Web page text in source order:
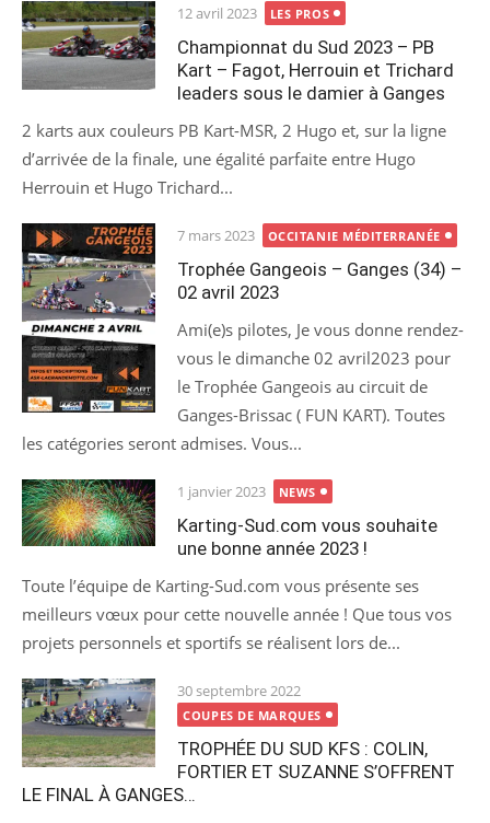
Posted
on
12 avril 2023 LES PROS
Championnat du Sud 2023 – PB
Kart – Fagot, Herrouin et Trichard
leaders sous le damier à Ganges
2 karts aux couleurs PB Kart-MSR, 2 Hugo et, sur la ligne
d’arrivée de la finale, une égalité parfaite entre Hugo
Herrouin et Hugo Trichard...
Posted
on
7 mars 2023 OCCITANIE MÉDITERRANÉE
Trophée Gangeois – Ganges (34) –
02 avril 2023
Ami(e)s pilotes, Je vous donne rendez-
vous le dimanche 02 avril2023 pour
le Trophée Gangeois au circuit de
Ganges-Brissac ( FUN KART). Toutes
les catégories seront admises. Vous...
Posted
on
1 janvier 2023 NEWS
Karting-Sud.com vous souhaite
une bonne année 2023 !
Toute l’équipe de Karting-Sud.com vous présente ses
meilleurs vœux pour cette nouvelle année ! Que tous vos
projets personnels et sportifs se réalisent lors de...
Posted
on
30 septembre 2022
COUPES DE MARQUES
TROPHÉE DU SUD KFS : COLIN,
FORTIER ET SUZANNE S’OFFRENT
LE FINAL À GANGES…